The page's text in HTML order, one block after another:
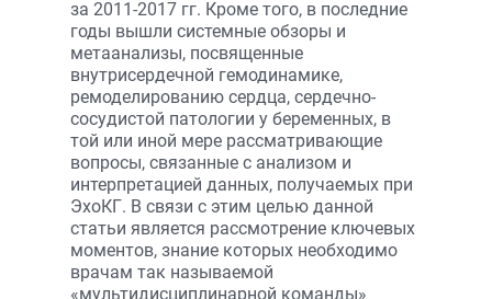
за 2011-2017 гг. Кроме того, в последние
годы вышли системные обзоры и
метаанализы, посвященные
внутрисердечной гемодинамике,
ремоделированию сердца, сердечно-
сосудистой патологии у беременных, в
той или иной мере рассматривающие
вопросы, связанные с анализом и
интерпретацией данных, получаемых при
ЭхоКГ. В связи с этим целью данной
статьи является рассмотрение ключевых
моментов, знание которых необходимо
врачам так называемой
«мультидисциплинарной команды»